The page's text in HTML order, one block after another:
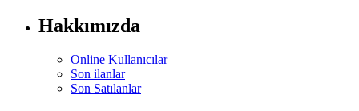
Hakkımızda
Online Kullanıcılar
Son ilanlar
Son Satılanlar